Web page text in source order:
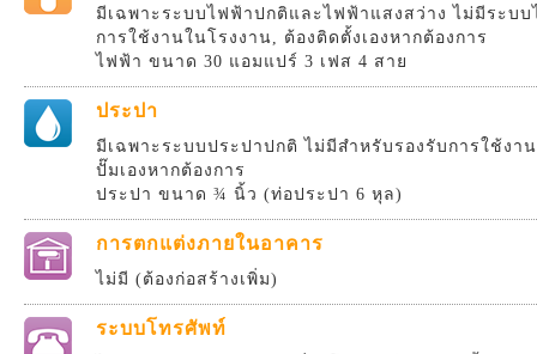
มีเฉพาะระบบไฟฟ้าปกติและไฟฟ้าแสงสว่าง ไม่มีระบ
การใช้งานในโรงงาน, ต้องติดตั้งเองหากต้องการ
ไฟฟ้า ขนาด 30 แอมแปร์ 3 เฟส 4 สาย
ประปา
มีเฉพาะระบบประปาปกติ ไม่มีสำหรับรองรับการใช้ง
ปั๊มเองหากต้องการ
ประปา ขนาด ¾ นิ้ว (ท่อประปา 6 หุล)
การตกแต่งภายในอาคาร
ไม่มี (ต้องก่อสร้างเพิ่ม)
ระบบโทรศัพท์